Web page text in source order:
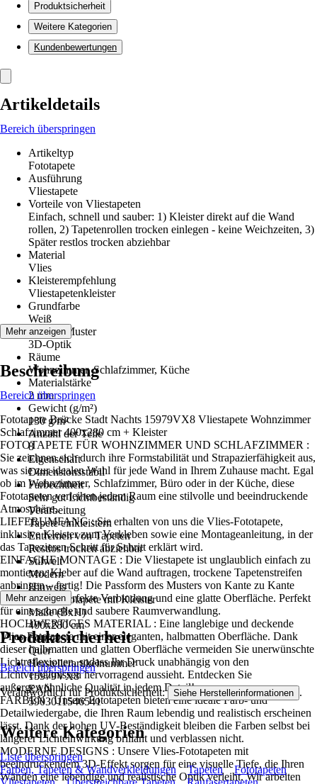
Produktsicherheit
Weitere Kategorien
Kundenbewertungen
Artikeldetails
Bereich überspringen
Artikeltyp
Fototapete
Ausführung
Vliestapete
Vorteile von Vliestapeten
Einfach, schnell und sauber: 1) Kleister direkt auf die Wand
rollen, 2) Tapetenrollen trocken einlegen - keine Weichzeiten, 3)
Später restlos trocken abziehbar
Material
Vlies
Kleisterempfehlung
Vliestapetenkleister
Grundfarbe
Weiß
Dekor / Muster
3D-Optik
Räume
Wohnzimmer, Schlafzimmer, Küche
Materialstärke
2 mm
Gewicht (g/m²)
130 g/m²
Anzahl der Teile
8
Eigenschaft
Dimensionsstabil
Farbechtheit
Sehr gut Lichtbeständig
Verarbeitung
Tapete einkleistern
Entfernen von Tapeten
Restlos trocken abziehbar
Stilwelt
Modern
Hinweis
Vlies Fototapete mit Kleister
Maße (BxH)
400x280 cm
Format
Quer
Herstellerartikelnummer
15979VX8
EAN
5903011546541
Mehr anzeigen
Beschreibung
Bereich überspringen
Fototapete Brücke Stadt Nachts 15979VX8 Vliestapete Wohnzimmer
Schlafzimmer 400x280 cm + Kleister
FOTOTAPETE FÜR WOHNZIMMER UND SCHLAFZIMMER :
Sie zeichnen sich durch ihre Formstabilität und Strapazierfähigkeit aus,
was sie zur idealen Wahl für jede Wand in Ihrem Zuhause macht. Egal
ob im Wohnzimmer, Schlafzimmer, Büro oder in der Küche, diese
Fototapeten verleihen jedem Raum eine stilvolle und beeindruckende
Atmosphäre..
LIEFERUMFANG : Sie erhalten von uns die Vlies-Fototapete,
inklusive Kleister zum Verkleben sowie eine Montageanleitung, in der
das Tapezieren Schritt für Schritt erklärt wird.
EINFACHE MONTAGE : Die Vliestapete ist unglaublich einfach zu
montieren: Kleber auf die Wand auftragen, trockene Tapetenstreifen
anbringen – fertig! Die Passform des Musters von Kante zu Kante
sorgt für eine perfekte Verbindung und eine glatte Oberfläche. Perfekt
für eine schnelle und saubere Raumverwandlung.
HOCHWERTIGES MATERIAL : Eine langlebige und deckende
Vlies-Fototapete mit einer eleganten, halbmatten Oberfläche. Dank
dieser halbmatten und glatten Oberfläche vermeiden Sie unerwünschte
Lichtreflexionen, sodass Ihr Druck unabhängig von den
Lichtverhältnissen hervorragend aussieht. Entdecken Sie
außergewöhnliche Qualität in jedem Detail!
FARBEN : Unsere Fototapeten bieten eine ideale Farb- und
Detailwiedergabe, die Ihren Raum lebendig und realistisch erscheinen
lässt. Dank der hohen UV-Beständigkeit bleiben die Farben selbst bei
längerer Lichteinwirkung brillant und verblassen nicht.
MODERNE DESIGNS : Unsere Vlies-Fototapeten mit
beeindruckendem 3D-Effekt sorgen für eine visuelle Tiefe, die Ihren
Wänden eine lebendige und realistische Optik verleiht. Wir arbeiten
Mehr anzeigen
Produktsicherheit
Bereich überspringen
Verantwortlich für Produktsicherheit: Siehe Herstellerinformationen .
Weitere Kategorien
Liste überspringen
Farben, Tapeten & Wandverkleidungen
Tapeten
Fototapeten